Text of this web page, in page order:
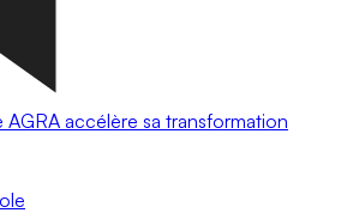
accélère sa transformation